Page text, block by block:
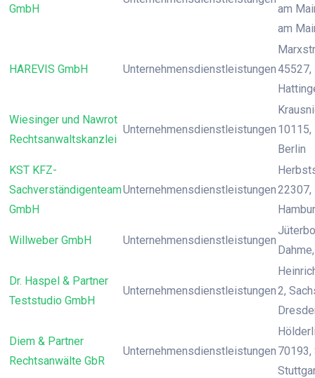
GmbH
am
am
HAREVIS GmbH Unternehmensdienstleistungen45527,
Wiesinger und Nawrot
Rechtsanwaltskanzlei
Unternehmensdienstleistungen 10115,
Berlin
KST KFZ-
Sachverständigenteam
GmbH
Unternehmensdienstleistungen22307,
Willweber GmbH Unternehmensdienstleistungen
Dr. Haspel & Partner
Teststudio GmbH
Unternehmensdienstleistungen2,
Diem & Partner
Rechtsanwälte GbR
Unternehmensdienstleistungen 70193,